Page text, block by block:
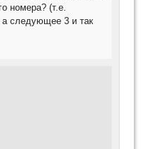
номера? (т.е.
следующее 3 и так